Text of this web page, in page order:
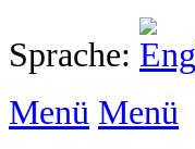
Sprache:
Menü Menü